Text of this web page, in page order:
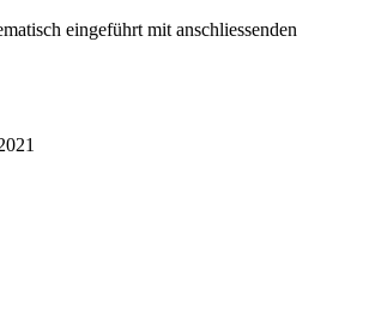
eingeführt mit anschliessenden